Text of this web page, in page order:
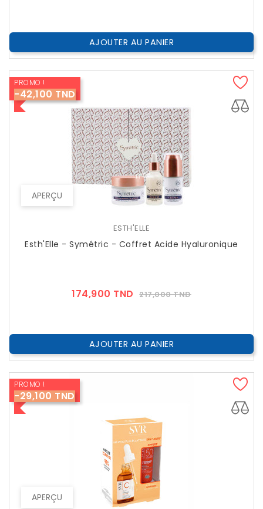
AJOUTER AU PANIER
APERÇU
PROMO !
-42,100 TND
ESTH'ELLE
Esth'Elle - Symétric - Coffret Acide Hyaluronique
174,900 TND Prix
217,000 TNDPrix
AJOUTER AU PANIER
APERÇU
PROMO !
-29,100 TND